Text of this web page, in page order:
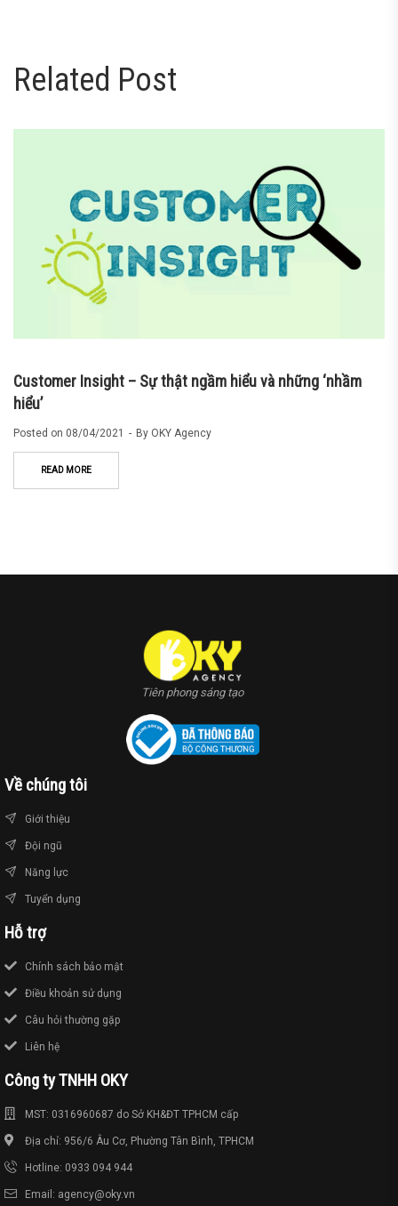
Related Post
Customer Insight – Sự thật ngầm hiểu và những ‘nhầm
hiểu’
Posted on 08/04/2021 By OKY Agency
READ MORE
Tiên phong sáng tạo
Về chúng tôi
Giới thiệu
Đội ngũ
Năng lực
Tuyển dụng
Hỗ trợ
Chính sách bảo mật
Điều khoản sử dụng
Câu hỏi thường gặp
Liên hệ
Công ty TNHH OKY
MST: 0316960687 do Sở KH&ĐT TPHCM cấp
Địa chỉ: 956/6 Âu Cơ, Phường Tân Bình, TPHCM
Hotline: 0933 094 944
Email: agency@oky.vn